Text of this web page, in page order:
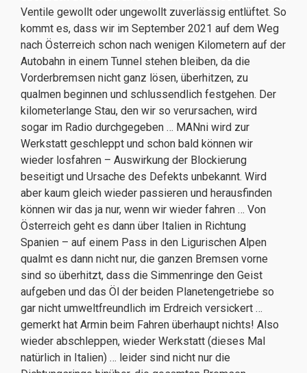
Ventile gewollt oder ungewollt zuverlässig entlüftet. So
kommt es, dass wir im September 2021 auf dem Weg
nach Österreich schon nach wenigen Kilometern auf der
Autobahn in einem Tunnel stehen bleiben, da die
Vorderbremsen nicht ganz lösen, überhitzen, zu
qualmen beginnen und schlussendlich festgehen. Der
kilometerlange Stau, den wir so verursachen, wird
sogar im Radio durchgegeben … MANni wird zur
Werkstatt geschleppt und schon bald können wir
wieder losfahren – Auswirkung der Blockierung
beseitigt und Ursache des Defekts unbekannt. Wird
aber kaum gleich wieder passieren und herausfinden
können wir das ja nur, wenn wir wieder fahren … Von
Österreich geht es dann über Italien in Richtung
Spanien – auf einem Pass in den Ligurischen Alpen
qualmt es dann nicht nur, die ganzen Bremsen vorne
sind so überhitzt, dass die Simmenringe den Geist
aufgeben und das Öl der beiden Planetengetriebe so
gar nicht umweltfreundlich im Erdreich versickert …
gemerkt hat Armin beim Fahren überhaupt nichts! Also
wieder abschleppen, wieder Werkstatt (dieses Mal
natürlich in Italien) … leider sind nicht nur die